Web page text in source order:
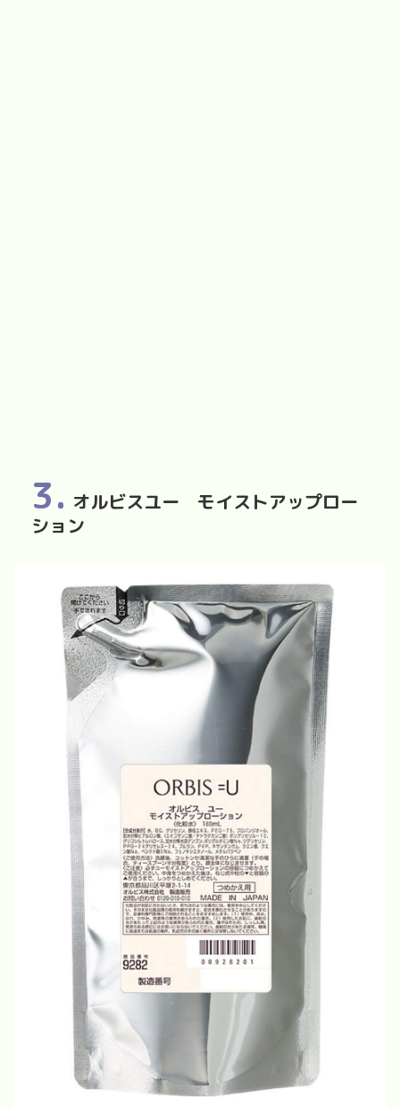
3. オルビスユー モイストアップロー
ション